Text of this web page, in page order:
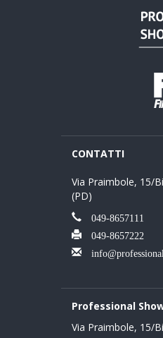
CONTATTI
Via Praimbole, 15/
(PD)
049-8657111
049-8657222
Professional
Via Praimbole, 15/